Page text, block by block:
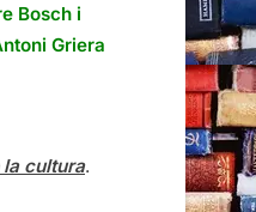
Bosch i
Griera
la cultura.